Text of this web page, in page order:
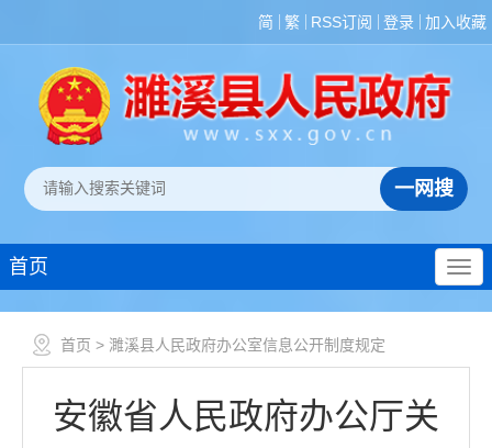
简 繁 RSS订阅 登录 加入收藏
首页
首页 > 濉溪县人民政府办公室信息公开制度规定
安徽省人民政府办公厅关